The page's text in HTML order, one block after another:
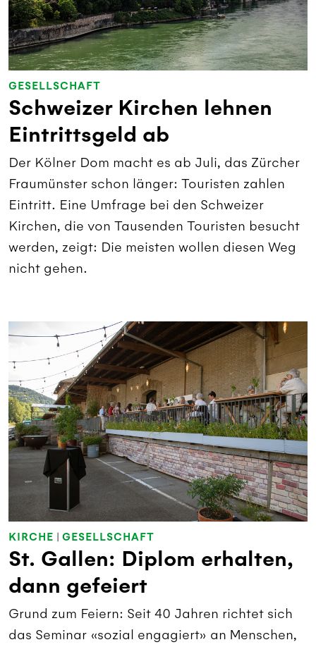
GESELLSCHAFT
Schweizer Kirchen lehnen
Eintrittsgeld ab
Der Kölner Dom macht es ab Juli, das Zürcher
Fraumünster schon länger: Touristen zahlen
Eintritt. Eine Umfrage bei den Schweizer
Kirchen, die von Tausenden Touristen besucht
werden, zeigt: Die meisten wollen diesen Weg
nicht gehen.
KIRCHE | GESELLSCHAFT
St. Gallen: Diplom erhalten,
dann gefeiert
Grund zum Feiern: Seit 40 Jahren richtet sich
das Seminar «sozial engagiert» an Menschen,